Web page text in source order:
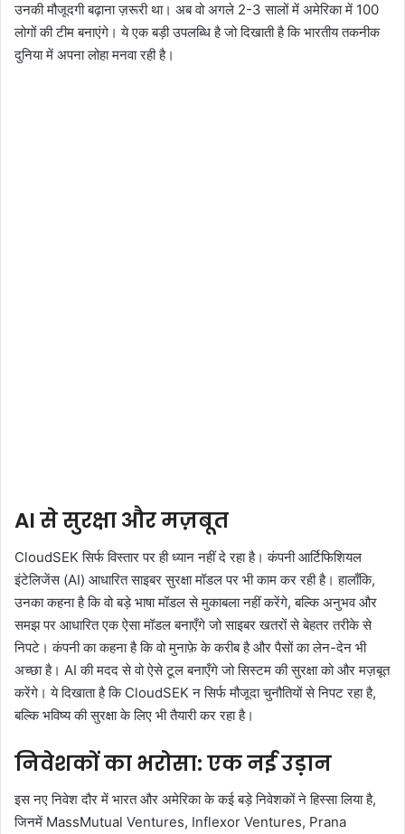
उनकी मौजूदगी बढ़ाना ज़रूरी था। अब वो अगले 2-3 सालों में अमेरिका में 100
लोगों की टीम बनाएंगे। ये एक बड़ी उपलब्धि है जो दिखाती है कि भारतीय तकनीक
दुनिया में अपना लोहा मनवा रही है।
AI से सुरक्षा और मज़बूत
CloudSEK सिर्फ विस्तार पर ही ध्यान नहीं दे रहा है। कंपनी आर्टिफिशियल
इंटेलिजेंस (AI) आधारित साइबर सुरक्षा मॉडल पर भी काम कर रही है। हालाँकि,
उनका कहना है कि वो बड़े भाषा मॉडल से मुकाबला नहीं करेंगे, बल्कि अनुभव और
समझ पर आधारित एक ऐसा मॉडल बनाएँगे जो साइबर खतरों से बेहतर तरीके से
निपटे। कंपनी का कहना है कि वो मुनाफ़े के करीब है और पैसों का लेन-देन भी
अच्छा है। AI की मदद से वो ऐसे टूल बनाएँगे जो सिस्टम की सुरक्षा को और मज़बूत
करेंगे। ये दिखाता है कि CloudSEK न सिर्फ मौजूदा चुनौतियों से निपट रहा है,
बल्कि भविष्य की सुरक्षा के लिए भी तैयारी कर रहा है।
निवेशकों का भरोसा: एक नई उड़ान
इस नए निवेश दौर में भारत और अमेरिका के कई बड़े निवेशकों ने हिस्सा लिया है,
जिनमें MassMutual Ventures, Inflexor Ventures, Prana